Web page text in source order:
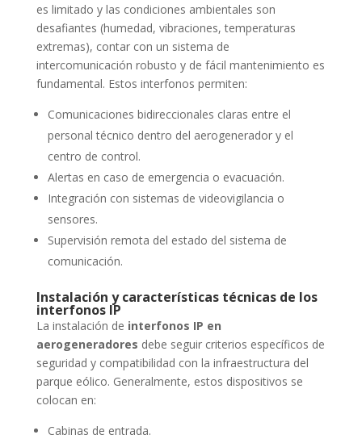
es limitado y las condiciones ambientales son
desafiantes (humedad, vibraciones, temperaturas
extremas), contar con un sistema de
intercomunicación robusto y de fácil mantenimiento es
fundamental. Estos interfonos permiten:
Comunicaciones bidireccionales claras entre el
personal técnico dentro del aerogenerador y el
centro de control.
Alertas en caso de emergencia o evacuación.
Integración con sistemas de videovigilancia o
sensores.
Supervisión remota del estado del sistema de
comunicación.
Instalación y características técnicas de los
interfonos IP
La instalación de interfonos IP en
aerogeneradores debe seguir criterios específicos de
seguridad y compatibilidad con la infraestructura del
parque eólico. Generalmente, estos dispositivos se
colocan en:
Cabinas de entrada.